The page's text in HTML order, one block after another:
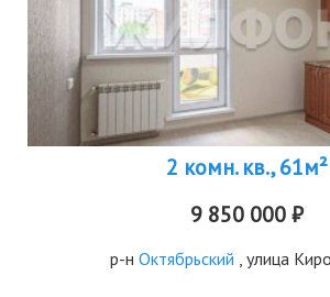
2 комн. кв., 61м²
9 850 000 ₽
р-н Октябрьский , улица